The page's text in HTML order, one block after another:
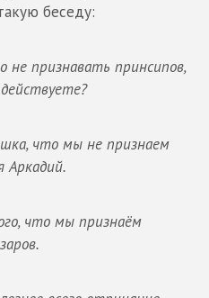
беседу:
признавать принсипов,
что мы не признаем
что мы признаём